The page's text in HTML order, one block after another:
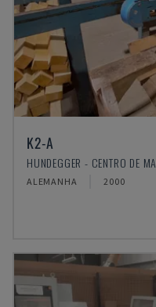
K2-A
HUNDEGGER - CENTRO DE
ALEMANHA 2000